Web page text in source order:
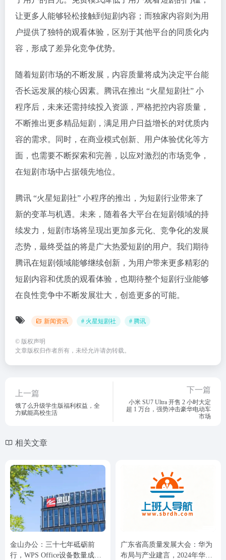
让更多人能够轻松接触到短剧内容；而独家内容则为用
户提供了独特的观看体验，区别于其他平台的同质化内
容，形成了差异化竞争优势。
随着短剧市场的不断发展，内容质量将成为决定平台能
否长远发展的核心因素。腾讯在推出 “火星短剧社” 小
程序后，未来还需持续投入资源，严格把控内容质量，
不断推出更多精品短剧，满足用户日益增长的对优质内
容的需求。同时，在商业模式创新、用户体验优化等方
面，也需要不断探索和完善，以应对激烈的市场竞争，
在短剧市场中占据领先地位。
腾讯 “火星短剧社” 小程序的推出，为短剧行业带来了
新的变革与机遇。未来，随着各大平台在短剧领域的持
续发力，短剧市场将呈现出更加多元化、竞争化的发展
态势，最终受益的将是广大热爱短剧的用户。我们期待
腾讯在短剧领域能够继续创新，为用户带来更多精彩的
短剧内容和优质的观看体验，也期待整个短剧行业能够
在良性竞争中不断发展壮大，创造更多的可能。
新闻资讯 # 火星短剧社 # 腾讯
© 版权声明
文章版权归作者所有，未经允许请勿转载。
上一篇
饿了么升级学生版福利权益，全
力赋能高校生活
下一篇
小米 SU7 Ultra 开售 2 小时大定
超 1 万台，强势冲击豪华电动车
市场
相关文章
金山办公：三十七年砥砺前
行，WPS Office设备数量成功
广东省高质量发展大会：华为
布局与产业建言，2024年华为